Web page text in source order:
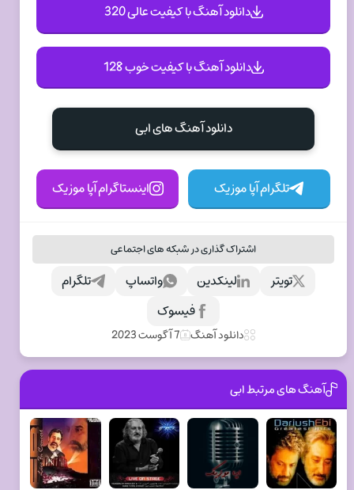
دانلود آهنگ با کیفیت عالی 320
دانلود آهنگ با کیفیت خوب 128
دانلود آهنگ های ابی
تلگرام آپا موزیک اینستاگرام آپا موزیک
اشتراک گذاری در شبکه های اجتماعی
تلگرام واتساپ لینکدین
تویتر
فیسوک
دانلود آهنگ 7 آگوست 2023
آهنگ های مرتبط ابی